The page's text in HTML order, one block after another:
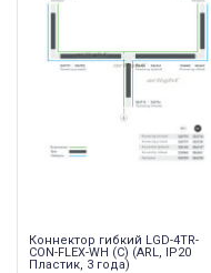
Коннектор гибкий LGD-4TR-
CON-FLEX-WH (C) (ARL, IP20
Пластик, 3 года)